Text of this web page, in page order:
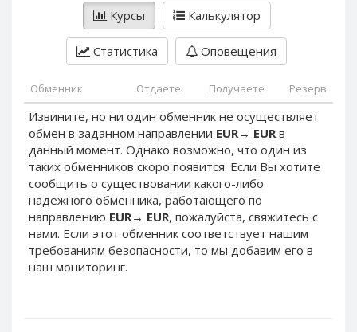
Курсы Калькулятор
Статистика Оповещения
Обменник Отдаете Получаете Резерв
Извините, но ни один обменник не осуществляет
обмен в заданном направлении EUR→ EURв
данный момент. Однако возможно, что один из
таких обменников скоро появится. Если Вы хотите
сообщить о существовании какого-либо
надежного обменника, работающего по
направлению EUR→ EUR, пожалуйста, свяжитесь с
нами. Если этот обменник соответствует нашим
требованиям безопасности, то мы добавим его в
наш мониторинг.
PayPal NOK
PayPal PLN
PayPal SGD
PayPal SEK
PayPal CHF
PayPal MYR
Webmoney WMZ
Webmoney WMR
Webmoney WME
Webmoney WMU
Webmoney WMK
PayPal NZD
PayPal NOK
PayPal PLN
PayPal SGD
PayPal SEK
PayPal CHF
PayPal MYR
Webmoney WMZ
Webmoney WMR
Webmoney WME
Webmoney WMU